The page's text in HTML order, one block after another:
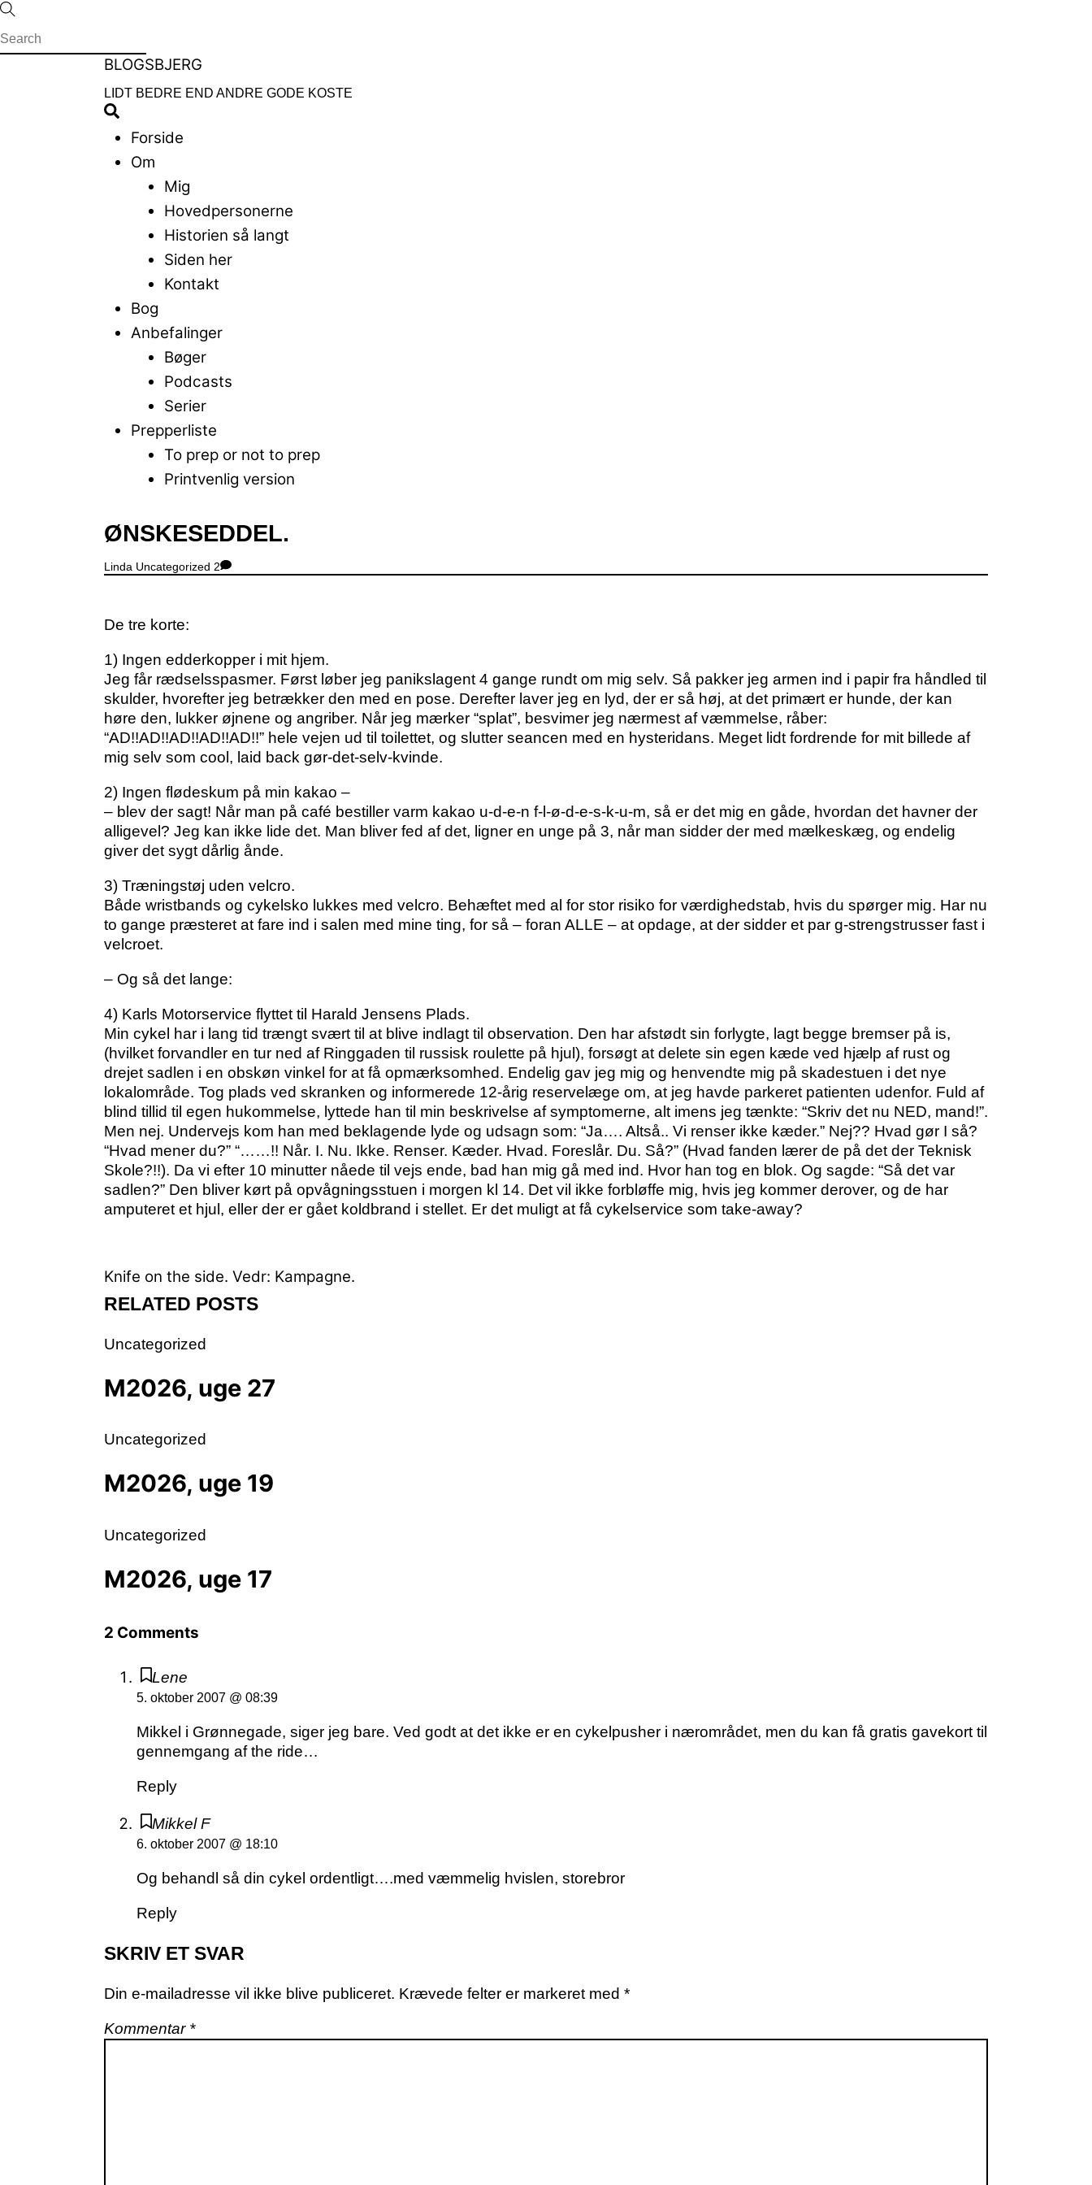
Skip
to
content
Menu
BLOGSBJERG
LIDT BEDRE END ANDRE GODE KOSTE
Search
Forside
Om
Mig
Hovedpersonerne
Historien så langt
Siden her
Kontakt
Bog
Anbefalinger
Bøger
Podcasts
Serier
Prepperliste
To prep or not to prep
Printvenlig version
Close
ØNSKESEDDEL.
Linda Uncategorized 2
De tre korte:
1) Ingen edderkopper i mit hjem.
Jeg får rædselsspasmer. Først løber jeg panikslagent 4 gange rundt om mig selv. Så pakker jeg armen ind i papir fra håndled til
skulder, hvorefter jeg betrækker den med en pose. Derefter laver jeg en lyd, der er så høj, at det primært er hunde, der kan
høre den, lukker øjnene og angriber. Når jeg mærker “splat”, besvimer jeg nærmest af væmmelse, råber:
“AD!!AD!!AD!!AD!!AD!!” hele vejen ud til toilettet, og slutter seancen med en hysteridans. Meget lidt fordrende for mit billede af
mig selv som cool, laid back gør-det-selv-kvinde.
2) Ingen flødeskum på min kakao –
– blev der sagt! Når man på café bestiller varm kakao u-d-e-n f-l-ø-d-e-s-k-u-m, så er det mig en gåde, hvordan det havner der
alligevel? Jeg kan ikke lide det. Man bliver fed af det, ligner en unge på 3, når man sidder der med mælkeskæg, og endelig
giver det sygt dårlig ånde.
3) Træningstøj uden velcro.
Både wristbands og cykelsko lukkes med velcro. Behæftet med al for stor risiko for værdighedstab, hvis du spørger mig. Har nu
to gange præsteret at fare ind i salen med mine ting, for så – foran ALLE – at opdage, at der sidder et par g-strengstrusser fast i
velcroet.
– Og så det lange:
4) Karls Motorservice flyttet til Harald Jensens Plads.
Min cykel har i lang tid trængt svært til at blive indlagt til observation. Den har afstødt sin forlygte, lagt begge bremser på is,
(hvilket forvandler en tur ned af Ringgaden til russisk roulette på hjul), forsøgt at delete sin egen kæde ved hjælp af rust og
drejet sadlen i en obskøn vinkel for at få opmærksomhed. Endelig gav jeg mig og henvendte mig på skadestuen i det nye
lokalområde. Tog plads ved skranken og informerede 12-årig reservelæge om, at jeg havde parkeret patienten udenfor. Fuld af
blind tillid til egen hukommelse, lyttede han til min beskrivelse af symptomerne, alt imens jeg tænkte: “Skriv det nu NED, mand!”.
Men nej. Undervejs kom han med beklagende lyde og udsagn som: “Ja…. Altså.. Vi renser ikke kæder.” Nej?? Hvad gør I så?
“Hvad mener du?” “……!! Når. I. Nu. Ikke. Renser. Kæder. Hvad. Foreslår. Du. Så?” (Hvad fanden lærer de på det der Teknisk
Skole?!!). Da vi efter 10 minutter nåede til vejs ende, bad han mig gå med ind. Hvor han tog en blok. Og sagde: “Så det var
sadlen?” Den bliver kørt på opvågningsstuen i morgen kl 14. Det vil ikke forbløffe mig, hvis jeg kommer derover, og de har
amputeret et hjul, eller der er gået koldbrand i stellet. Er det muligt at få cykelservice som take-away?
Knife on the side. Vedr: Kampagne.
RELATED POSTS
Uncategorized
M2026, uge 27
Uncategorized
M2026, uge 19
Uncategorized
M2026, uge 17
2 Comments
Lene
5. oktober 2007 @ 08:39
Mikkel i Grønnegade, siger jeg bare. Ved godt at det ikke er en cykelpusher i nærområdet, men du kan få gratis gavekort til
gennemgang af the ride…
Reply
Mikkel F
6. oktober 2007 @ 18:10
Og behandl så din cykel ordentligt….med væmmelig hvislen, storebror
Reply
SKRIV ET SVAR
Din e-mailadresse vil ikke blive publiceret. Krævede felter er markeret med *
Kommentar *